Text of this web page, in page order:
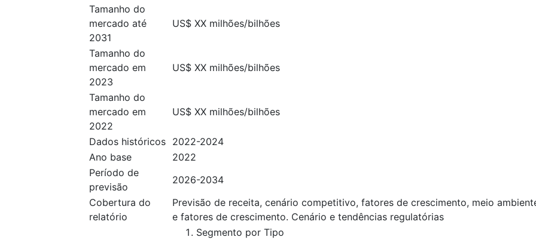
Tamanho do
mercado até
2031
US$ XX milhões/bilhões
Tamanho do
mercado em
2023
US$ XX milhões/bilhões
Tamanho do
mercado em
2022
US$ XX milhões/bilhões
Dados históricos 2022-2024
Ano base
2022
Período de
previsão
2026-2034
Cobertura do
relatório
Previsão de receita, cenário competitivo, fatores de crescimento, meio
e fatores de crescimento. Cenário e tendências regulatórias
Segmento por Tipo